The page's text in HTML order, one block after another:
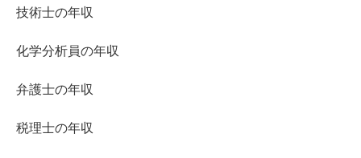
技術士の年収
化学分析員の年収
弁護士の年収
税理士の年収